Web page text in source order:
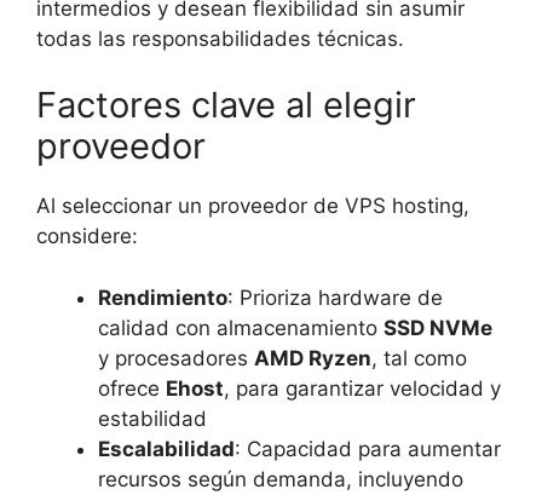
intermedios y desean flexibilidad sin asumir
todas las responsabilidades técnicas.
Factores clave al elegir
proveedor
Al seleccionar un proveedor de VPS hosting,
considere:
Rendimiento: Prioriza hardware de
calidad con almacenamiento SSD NVMe
y procesadores AMD Ryzen, tal como
ofrece Ehost, para garantizar velocidad y
estabilidad
Escalabilidad: Capacidad para aumentar
recursos según demanda, incluyendo